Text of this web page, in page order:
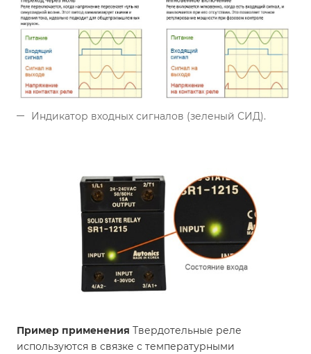
Индикатор входных сигналов (зеленый СИД).
Пример применения Твердотельные реле
используются в связке с температурными